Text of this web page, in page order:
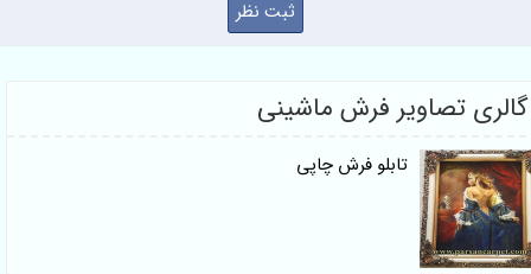
گالری تصاویر فرش ماشینی
تابلو فرش چاپی